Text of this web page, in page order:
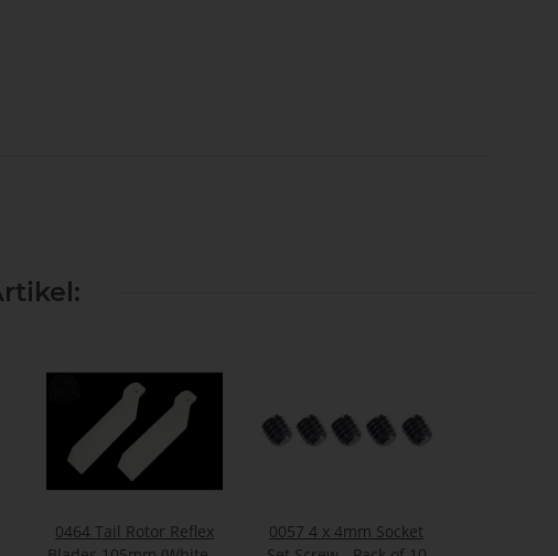
0464 Tail Rotor Reflex
0057 4 x 4mm Socket